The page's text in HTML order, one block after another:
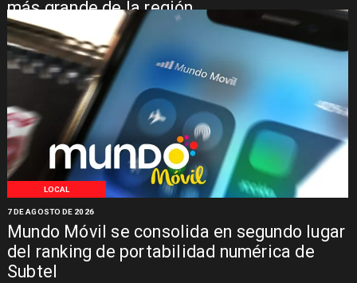
más grande de la región
LOCAL
Mundo Móvil se consolida en segundo lugar
del ranking de portabilidad numérica de
Subtel
7 DE AGOSTO DE 2026